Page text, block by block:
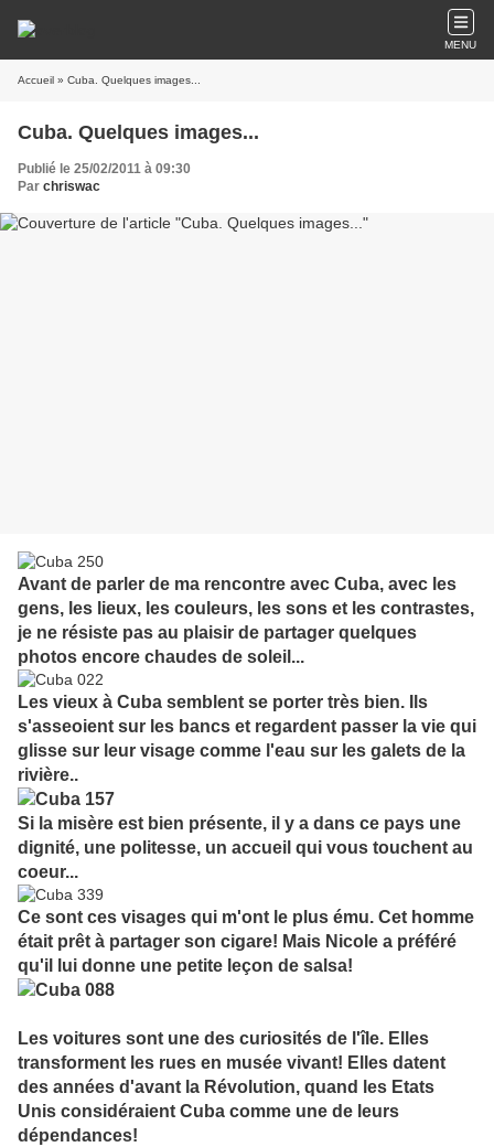
MENU
Accueil » Cuba. Quelques images...
Cuba. Quelques images...
Publié le 25/02/2011 à 09:30
Par chriswac
Avant de parler de ma rencontre avec Cuba, avec les
gens, les lieux, les couleurs, les sons et les contrastes,
je ne résiste pas au plaisir de partager quelques
photos encore chaudes de soleil...
Les vieux à Cuba semblent se porter très bien. Ils
s'asseoient sur les bancs et regardent passer la vie qui
glisse sur leur visage comme l'eau sur les galets de la
rivière..
Si la misère est bien présente, il y a dans ce pays une
dignité, une politesse, un accueil qui vous touchent au
coeur...
Ce sont ces visages qui m'ont le plus ému. Cet homme
était prêt à partager son cigare! Mais Nicole a préféré
qu'il lui donne une petite leçon de salsa!
Les voitures sont une des curiosités de l'île. Elles
transforment les rues en musée vivant! Elles datent
des années d'avant la Révolution, quand les Etats
Unis considéraient Cuba comme une de leurs
dépendances!